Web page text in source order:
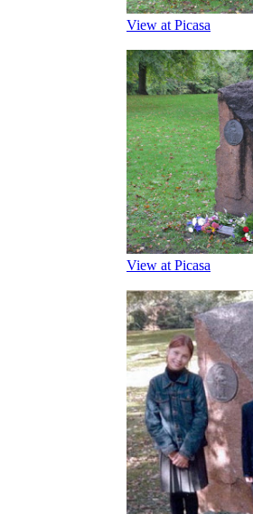
View at Picasa
View at Picasa